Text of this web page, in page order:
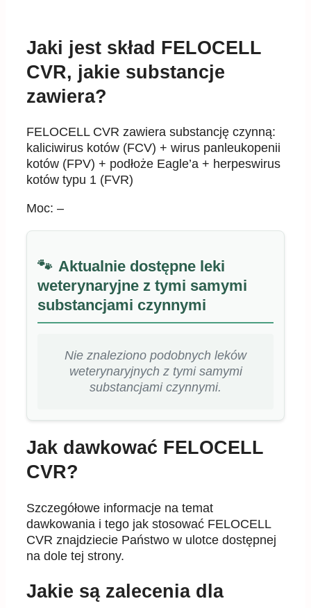
Jaki jest skład FELOCELL
CVR, jakie substancje
zawiera?
FELOCELL CVR zawiera substancję czynną:
kaliciwirus kotów (FCV) + wirus panleukopenii
kotów (FPV) + podłoże Eagle’a + herpeswirus
kotów typu 1 (FVR)
Moc: –
Aktualnie dostępne leki
weterynaryjne z tymi samymi
substancjami czynnymi
Nie znaleziono podobnych leków
weterynaryjnych z tymi samymi
substancjami czynnymi.
Jak dawkować FELOCELL
CVR?
Szczegółowe informacje na temat
dawkowania i tego jak stosować FELOCELL
CVR znajdziecie Państwo w ulotce dostępnej
na dole tej strony.
Jakie są zalecenia dla